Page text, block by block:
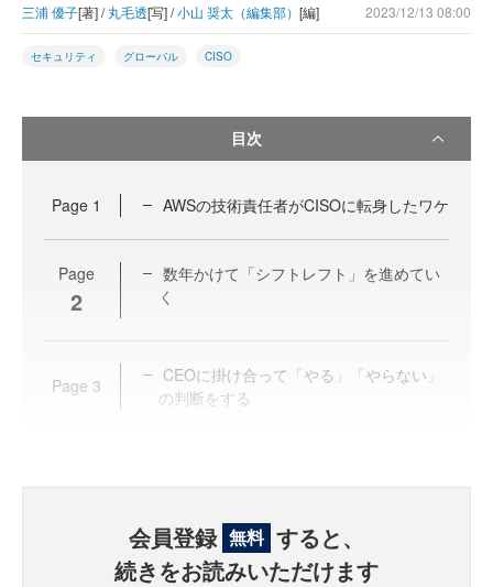
三浦 優子[著] /丸毛透[写] /小山 奨太（編集部） [編] 2023/12/13 08:00
セキュリティ グローバル CISO
目次
Page 1 AWSの技術責任者がCISOに転身したワケ
Page
2
数年かけて「シフトレフト」を進めてい
く
Page 3
CEOに掛け合って「やる」「やらない」
の判断をする
会員登録 無料 すると、
続きをお読みいただけます